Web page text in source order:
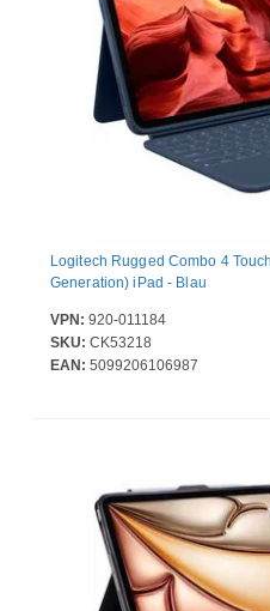
Logitech Rugged Combo 4
Generation) iPad - Blau
VPN: 920-011184
SKU: CK53218
EAN: 5099206106987